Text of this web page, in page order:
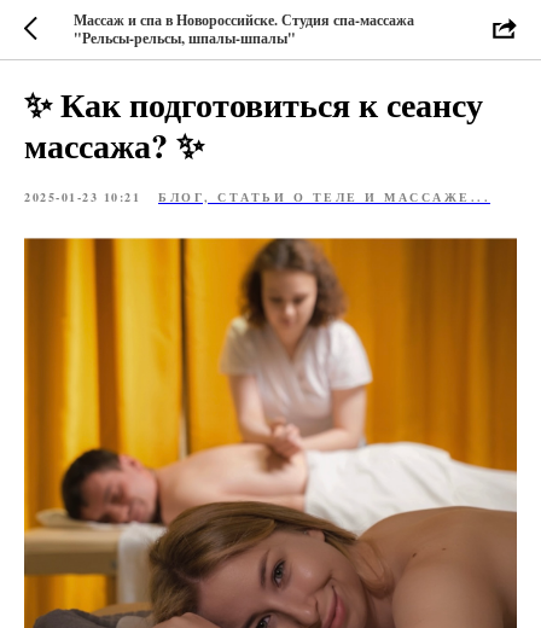
Массаж и спа в Новороссийске. Студия спа-массажа
"Рельсы-рельсы, шпалы-шпалы"
✨ Как подготовиться к сеансу
массажа? ✨
2025-01-23 10:21 БЛОГ, СТАТЬИ О ТЕЛЕ И МАССАЖЕ...